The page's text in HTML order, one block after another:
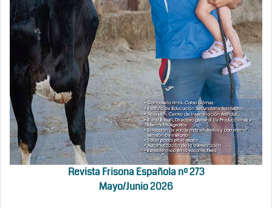
Revista Frisona Española nº 273
Mayo/Junio 2026